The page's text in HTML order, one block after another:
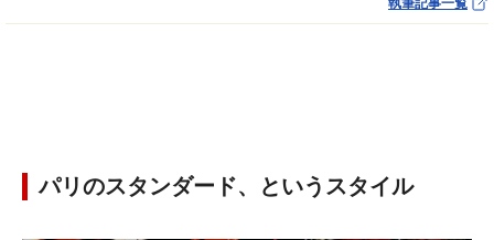
執筆記事一覧
パリのスタンダード、というスタイル